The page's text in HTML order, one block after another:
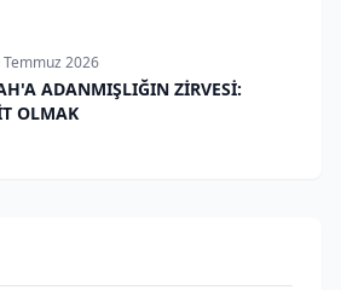
Temmuz 2026
ADANMIŞLIĞIN ZİRVESİ:
OLMAK